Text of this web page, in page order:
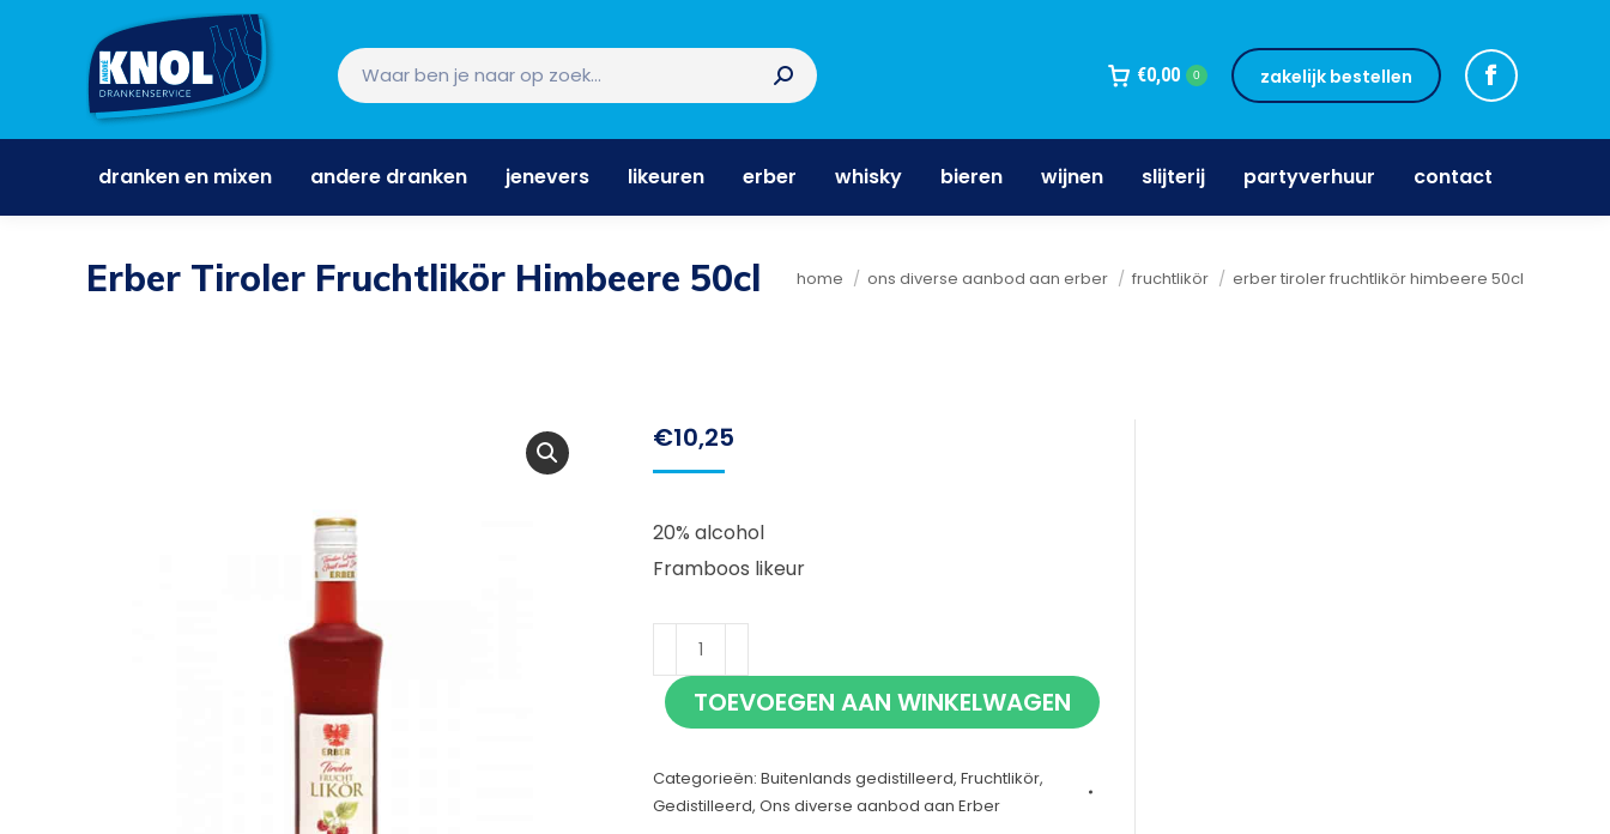
€0,00 0 zakelijk bestellen
dranken en mixen andere dranken jenevers likeuren erber whisky bieren wijnen slijterij partyverhuur contact
Erber Tiroler Fruchtlikör Himbeere 50cl Je bent hier:
home ons diverse aanbod aan erber fruchtlikör erber tiroler fruchtlikör himbeere 50cl
€10,25
20% alcohol
Framboos likeur
Erber
Tiroler
Fruchtlikör
50cl
aantal
TOEVOEGEN AAN WINKELWAGEN
Categorieën: Buitenlands gedistilleerd, Fruchtlikör,
Gedistilleerd, Ons diverse aanbod aan Erber
dranken en mixen